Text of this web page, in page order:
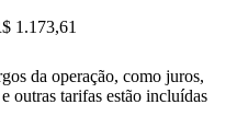
1.173,61
da operação, como juros,
outras tarifas estão incluídas